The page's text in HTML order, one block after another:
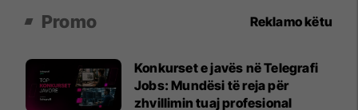
Promo Reklamo këtu
Konkurset e javës në Telegrafi
Jobs: Mundësi të reja për
zhvillimin tuaj profesional